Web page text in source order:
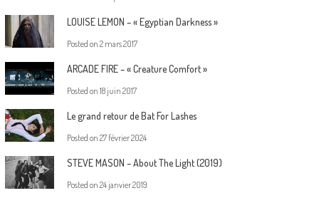
LOUISE LEMON – « Egyptian Darkness »
Posted on 2 mars 2017
ARCADE FIRE – « Creature Comfort »
Posted on 18 juin 2017
Le grand retour de Bat For Lashes
Posted on 27 février 2024
STEVE MASON – About The Light (2019)
Posted on 24 janvier 2019